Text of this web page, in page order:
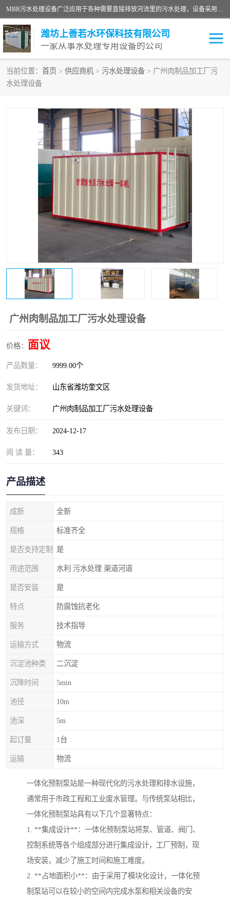
MBR污水处理设备广泛应用于各种需要直接排放河流里的污水处理，设备采用膜生物反应器（Membrane Bioreactor,简称MBR〕技术，取代了传统工艺中的二沉池，它可以*地进行固液分离，得到直接使用的稳定中水，又可在生物池内维持高浓度的微生物量，工艺剩余污泥少，极有效地去除氨氮，出水悬浮物和浊度接近于零，出水中细菌和病毒被大幅度去除，能耗低，占地面积小。
潍坊上善若水环保科技有限公司
一家从事水处理专用设备的公司
当前位置： 首页 > 供应商机 > 污水处理设备 > 广州肉制品加工厂污
水处理设备
广州肉制品加工厂污水处理设备
价格： 面议
产品数量： 9999.00个
发货地址： 山东省潍坊奎文区
关键词： 广州肉制品加工厂污水处理设备
发布日期： 2024-12-17
阅 读 量： 343
产品描述
成新 全新
规格 标准齐全
是否支持定制 是
用途范围 水利 污水处理 渠道河道
是否安装 是
特点 防腐蚀抗老化
服务 技术指导
运输方式 物流
沉淀池种类 二沉淀
沉降时间 5min
池径 10m
池深 5m
起订量 1台
运输 物流
一体化预制泵站是一种现代化的污水处理和排水设施，
通常用于市政工程和工业废水管理。与传统泵站相比，
一体化预制泵站具有以下几个显著特点：
1. **集成设计**：一体化预制泵站将泵、管道、阀门、
控制系统等各个组成部分进行集成设计，工厂预制，现
场安装，减少了施工时间和施工难度。
2. **占地面积小**：由于采用了模块化设计，一体化预
制泵站可以在较小的空间内完成水泵和相关设备的安
污水处理设备
生活污水处理设备 油墨污水处理设备
洗涤污水处理设备 实验室污水处理设备
诊所门诊污水处理设备 臭氧消毒设备
养殖污水处理设备 屠宰污水处理设备
一体化污水处理设备 食品制造业污水处理设备